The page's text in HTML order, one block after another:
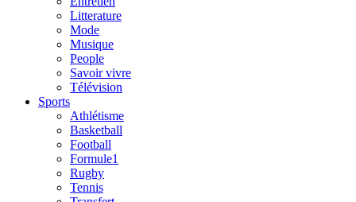
Litterature
Mode
Musique
People
Savoir vivre
Télévision
Sports
Athlétisme
Basketball
Football
Formule1
Rugby
Tennis